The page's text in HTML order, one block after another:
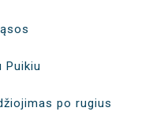
Puikiu
po rugius